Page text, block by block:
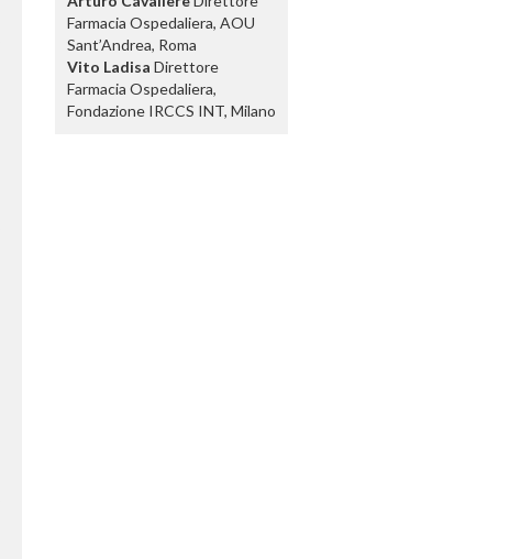
Farmacia Ospedaliera, AOU
Sant’Andrea, Roma
Vito Ladisa Direttore
Farmacia Ospedaliera,
Fondazione IRCCS INT, Milano